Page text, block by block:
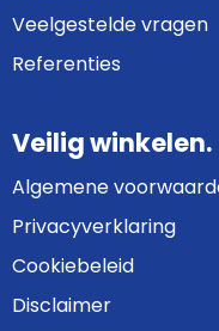
Veelgestelde vragen
Referenties
Veilig winkelen.
Algemene
Privacyverklaring
Cookiebeleid
Disclaimer